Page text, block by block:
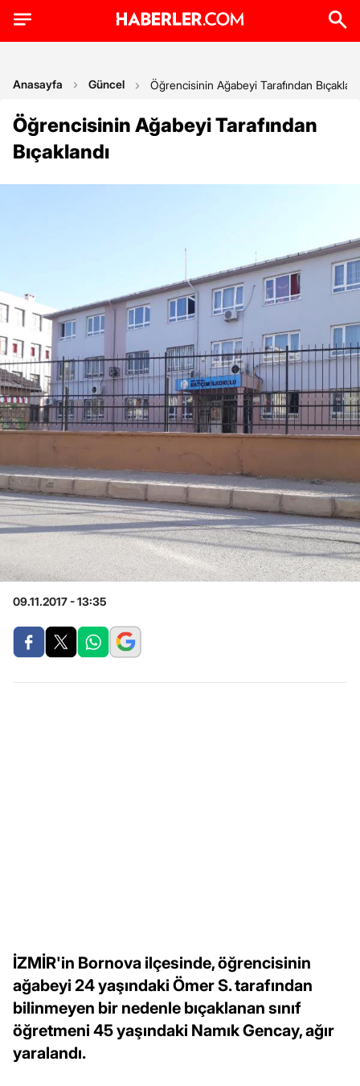
Anasayfa Güncel Öğrencisinin Ağabeyi Tarafından
Öğrencisinin Ağabeyi Tarafından
Bıçaklandı
09.11.2017 - 13:35
İZMİR'in Bornova ilçesinde, öğrencisinin
ağabeyi 24 yaşındaki Ömer S. tarafından
bilinmeyen bir nedenle bıçaklanan sınıf
öğretmeni 45 yaşındaki Namık Gencay, ağır
yaralandı.